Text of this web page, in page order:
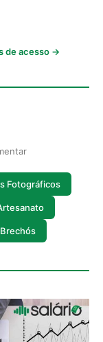
de acesso →
Fotográficos
Brechós